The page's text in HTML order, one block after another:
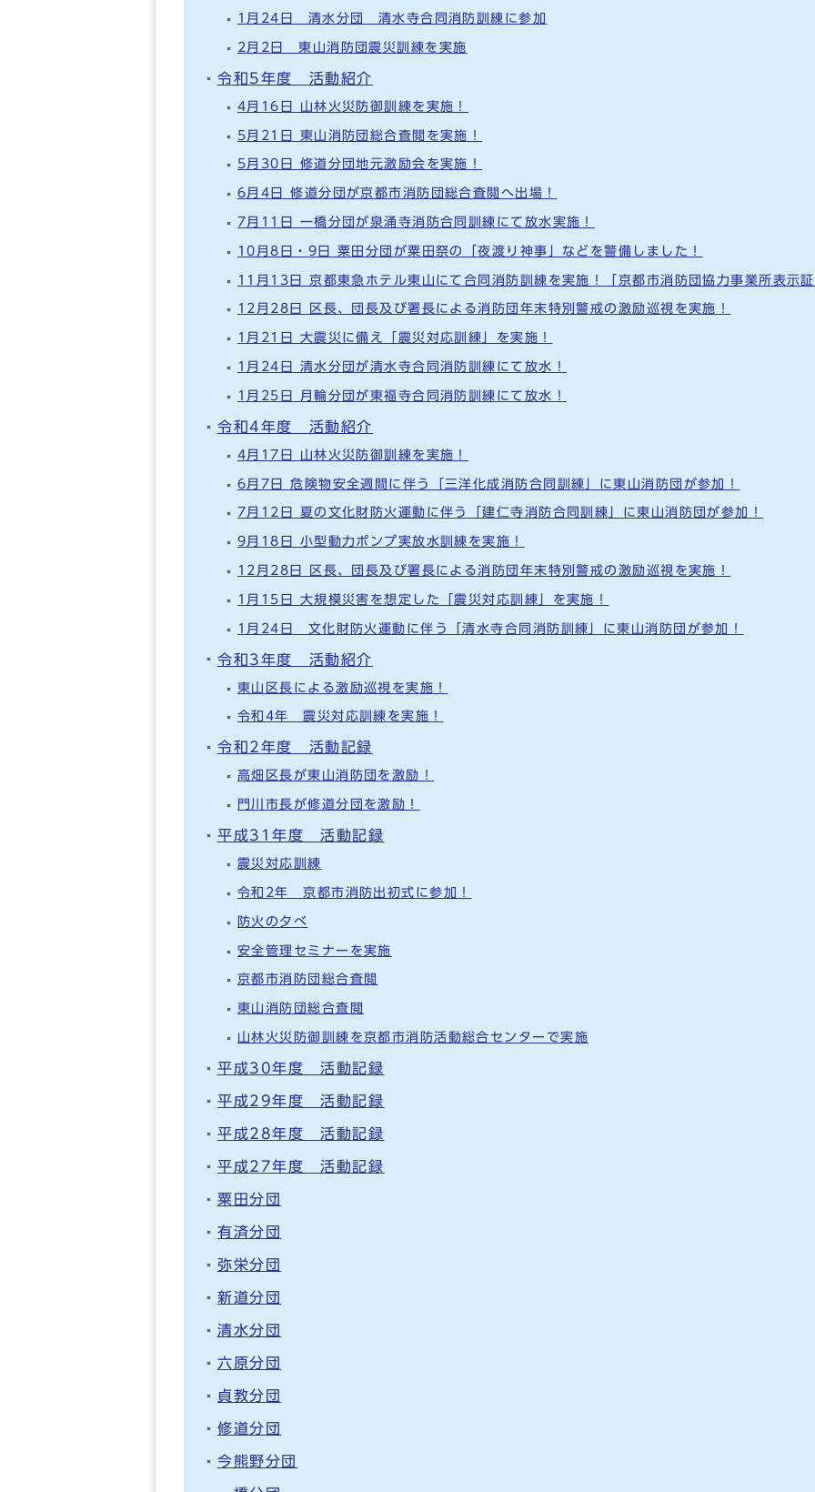
1月24日 清水分団 清水寺合同消防訓練に参加
2月2日 東山消防団震災訓練を実施
令和5年度 活動紹介
4月16日 山林火災防御訓練を実施！
5月21日 東山消防団総合査閲を実施！
5月30日 修道分団地元激励会を実施！
6月4日 修道分団が京都市消防団総合査閲へ出場！
7月11日 一橋分団が泉涌寺消防合同訓練にて放水実施！
10月8日・9日 粟田分団が粟田祭の「夜渡り神事」などを警備しました！
11月13日 京都東急ホテル東山にて合同消防訓練を実施！「京都市消防団協力事業所表示
12月28日 区長、団長及び署長による消防団年末特別警戒の激励巡視を実施！
1月21日 大震災に備え「震災対応訓練」を実施！
1月24日 清水分団が清水寺合同消防訓練にて放水！
1月25日 月輪分団が東福寺合同消防訓練にて放水！
令和4年度 活動紹介
4月17日 山林火災防御訓練を実施！
6月7日 危険物安全週間に伴う「三洋化成消防合同訓練」に東山消防団が参加！
7月12日 夏の文化財防火運動に伴う「建仁寺消防合同訓練」に東山消防団が参加！
9月18日 小型動力ポンプ実放水訓練を実施！
12月28日 区長、団長及び署長による消防団年末特別警戒の激励巡視を実施！
1月15日 大規模災害を想定した「震災対応訓練」を実施！
1月24日 文化財防火運動に伴う「清水寺合同消防訓練」に東山消防団が参加！
令和3年度 活動紹介
東山区長による激励巡視を実施！
令和4年 震災対応訓練を実施！
令和2年度 活動記録
高畑区長が東山消防団を激励！
門川市長が修道分団を激励！
平成31年度 活動記録
震災対応訓練
令和2年 京都市消防出初式に参加！
防火の夕べ
安全管理セミナーを実施
京都市消防団総合査閲
東山消防団総合査閲
山林火災防御訓練を京都市消防活動総合センターで実施
平成30年度 活動記録
平成29年度 活動記録
平成28年度 活動記録
平成27年度 活動記録
粟田分団
有済分団
弥栄分団
新道分団
清水分団
六原分団
貞教分団
修道分団
今熊野分団